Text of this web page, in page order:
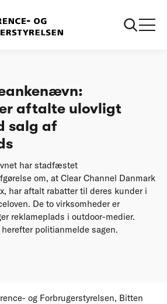
aftalte ulovligt
salg af
har stadfæstet
om, at Clear Channel Danmark
har aftalt rabatter til deres kunder i
De to virksomheder er
reklameplads i outdoor-medier.
politianmelde sagen.
og Forbrugerstyrelsen, Bitten